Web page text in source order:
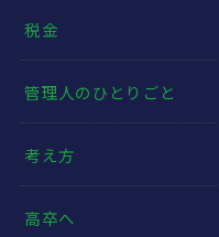
税金
管理人のひとりごと
考え方
高卒へ